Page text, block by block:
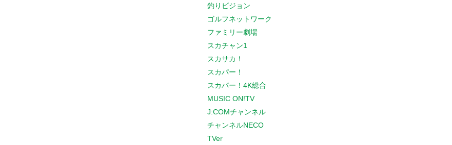
釣りビジョン
ゴルフネットワーク
ファミリー劇場
スカチャン1
スカサカ！
スカパー！
スカパー！4K総合
MUSIC ON!TV
J:COMチャンネル
チャンネルNECO
TVer